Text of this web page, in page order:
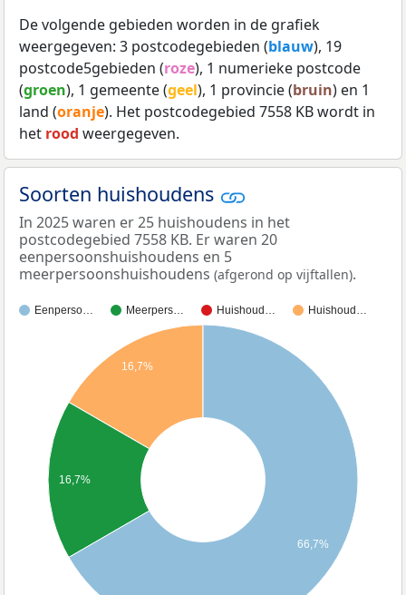
De volgende gebieden worden in de grafiek
weergegeven: 3 postcodegebieden (blauw), 19
postcode5gebieden (roze), 1 numerieke postcode
(groen), 1 gemeente (geel), 1 provincie (bruin) en 1
land (oranje). Het postcodegebied 7558 KB wordt in
het rood weergegeven.
Soorten huishoudens
In 2025 waren er 25 huishoudens in het
postcodegebied 7558 KB. Er waren 20
eenpersoonshuishoudens en 5
meerpersoonshuishoudens (afgerond op vijftallen).
Eenperso… Meerpers… Huishoud… Huishoud…
16,7%
16,7%
66,7%